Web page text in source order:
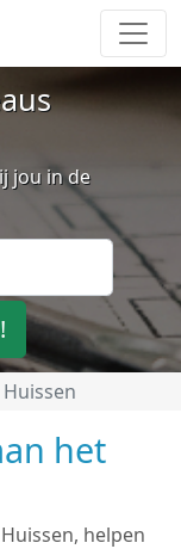
jou in de
Huissen
het
helpen